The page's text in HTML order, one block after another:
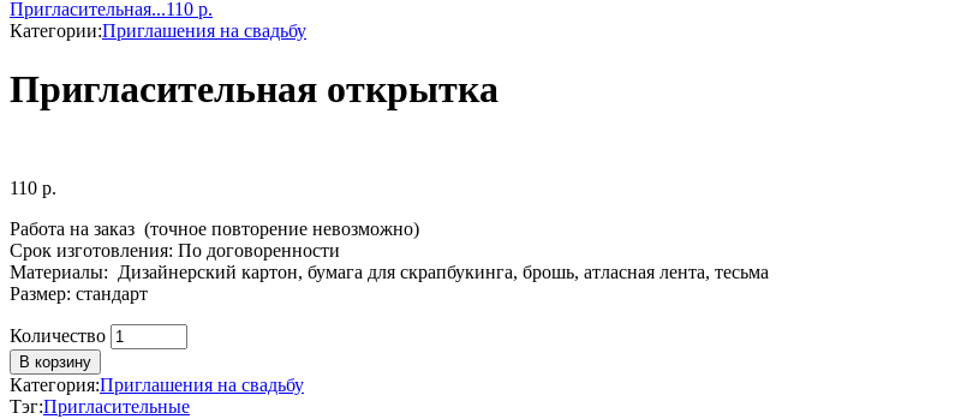
Пригласительная...110 р.
Категории:Приглашения на свадьбу
Пригласительная открытка
110 р.
Работа на заказ (точное повторение невозможно)
Срок изготовления: По договоренности
Материалы: Дизайнерский картон, бумага для скрапбукинга, брошь, атласная лента, тесьма
Размер: стандарт
Количество
Количество
В корзину
Категория:Приглашения на свадьбу
Тэг:Пригласительные